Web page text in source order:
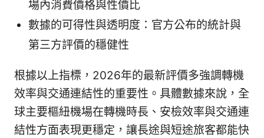
場內消費價格與性價比
數據的可得性與透明度：官方公布的統計與
第三方評價的穩健性
根據以上指標，2026年的最新評價多強調轉機
效率與交通連結性的重要性。具體數據來說，全
球主要樞紐機場在轉機時長、安檢效率與交通連
結性方面表現更穩定，讓長途與短途旅客都能快